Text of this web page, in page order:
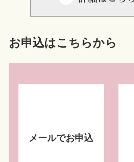
お申込はこちらから
メールでお申込